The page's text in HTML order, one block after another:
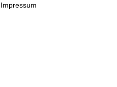
Impressum